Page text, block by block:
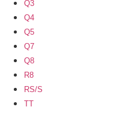
Q3
Q4
Q5
Q7
Q8
R8
RS/S
TT